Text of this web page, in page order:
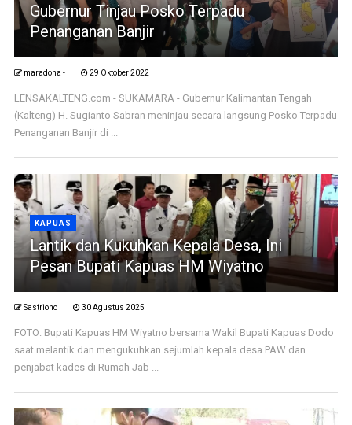
Gubernur Tinjau Posko Terpadu
Penanganan Banjir
maradona - 29 Oktober 2022
LENSAKALTENG.com - SUKAMARA - Gubernur Kalimantan Tengah
(Kalteng) H. Sugianto Sabran meninjau secara langsung Posko Terpadu
Penanganan Banjir di ...
KAPUAS
Lantik dan Kukuhkan Kepala Desa, Ini
Pesan Bupati Kapuas HM Wiyatno
Sastriono 30 Agustus 2025
FOTO: Bupati Kapuas HM Wiyatno bersama Wakil Bupati Kapuas Dodo
saat melantik dan mengukuhkan sejumlah kepala desa PAW dan
penjabat kades di Rumah Jab ...